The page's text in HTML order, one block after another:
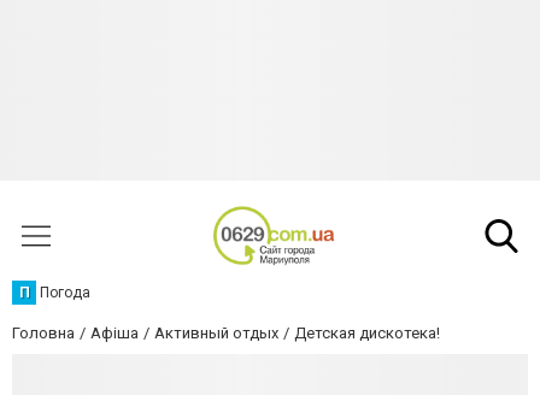
П Погода
Головна Афіша Активный отдых Детская дискотека!